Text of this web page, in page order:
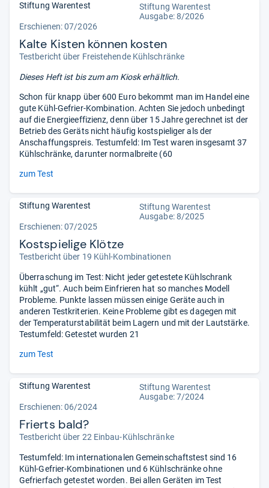
Stiftung Warentest
Stiftung Warentest
Ausgabe: 8/2026
Erschienen:07/2026
Kalte Kisten können kosten
Testbericht über Freistehende Kühlschränke
Dieses Heft ist bis zumam Kiosk erhältlich.
Schon für knapp über 600 Euro bekommt man im Handel eine
gute Kühl-Gefrier-Kombination. Achten Sie jedoch unbedingt
auf die Energieeffizienz, denn über 15 Jahre gerechnet ist der
Betrieb des Geräts nicht häufig kostspieliger als der
Anschaffungspreis. Testumfeld: Im Test waren insgesamt 37
Kühlschränke, darunter normalbreite (60
zum Test
Stiftung Warentest
Stiftung Warentest
Ausgabe: 8/2025
Erschienen: 07/2025
Kostspielige Klötze
Testbericht über 19 Kühl-Kombinationen
Überraschung im Test: Nicht jeder getestete Kühlschrank
kühlt „gut“. Auch beim Einfrieren hat so manches Modell
Probleme. Punkte lassen müssen einige Geräte auch in
anderen Testkriterien. Keine Probleme gibt es dagegen mit
der Temperaturstabilität beim Lagern und mit der Lautstärke.
Testumfeld: Getestet wurden 21
zum Test
Stiftung Warentest
Stiftung Warentest
Ausgabe: 7/2024
Erschienen: 06/2024
Frierts bald?
Testbericht über 22 Einbau-Kühlschränke
Testumfeld: Im internationalen Gemeinschaftstest sind 16
Kühl-Gefrier-Kombinationen und 6 Kühlschränke ohne
Gefrierfach getestet worden. Bei allen Geräten im Test